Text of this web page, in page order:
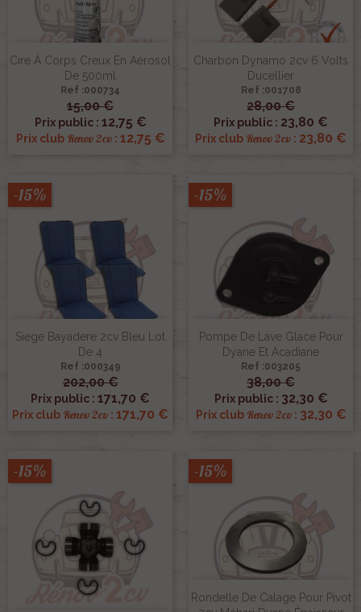
Cire À Corps Creux En Aérosol
De 500ml
Ref :000734
15,00 €
Prix public : 12,75 €
Prix club Renov 2cv: 12,75 €
Charbon Dynamo 2cv 6 Volts
Ducellier
Ref :001708
28,00 €
Prix public : 23,80 €
Prix club Renov 2cv : 23,80 €
Siege Bayadere 2cv Bleu Lot
De 4
Ref :000349
202,00 €
Prix public : 171,70 €
Prix club Renov 2cv : 171,70 €
-15%
Pompe De Lave Glace Pour
Dyane Et Acadiane
Ref :003205
38,00 €
Prix public : 32,30 €
Prix club Renov 2cv: 32,30 €
-15%
-15%
Rondelle De Calage Pour Pivot
-15%